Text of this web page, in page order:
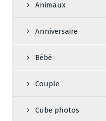
Animaux
Anniversaire
Bébé
Couple
Cube photos